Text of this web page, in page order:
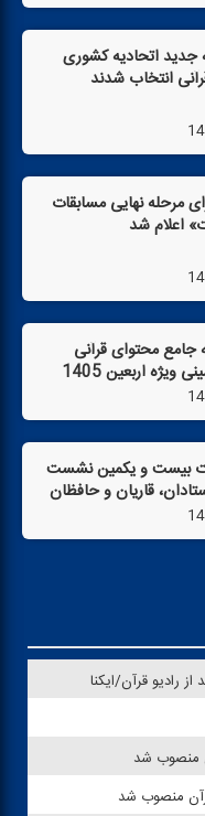
جدید اتحادیه كشوری
انتخاب شدند
مرحله نهایی مسابقات
اعلام شد
جامع محتوای قرآنی
اربعین 1405
بیست و یكمین نشست
قاریان و حافظان
رادیو قرآن/ایكنا
منصوب شد
منصوب شد